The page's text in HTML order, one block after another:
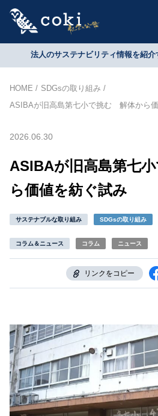
法人のサステナビリティ情報を紹
HOME
SDGsの取り組み
ASIBAが旧高島第七小で挑む 解体から
2026.06.30
ASIBAが旧高島第七
ら価値を紡ぐ試み
サステナブルな取り組み SDGsの取り組み
コラム＆ニュース コラム ニュース
リンクをコピー